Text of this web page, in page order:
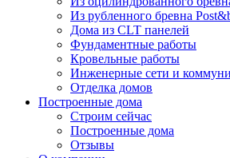
Из рубленного бревна
Дома из CLT панелей
Фундаментные работы
Кровельные работы
Инженерные сети и
Отделка домов
Построенные дома
Строим сейчас
Построенные дома
Отзывы